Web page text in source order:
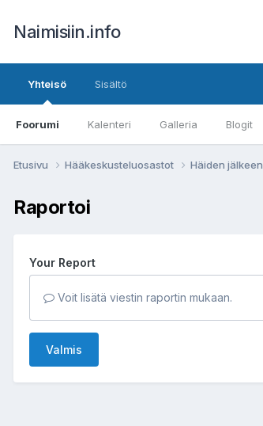
Naimisiin.info
Yhteisö
Foorumi Kalenteri Galleria Blogit
Sisältö
Etusivu Hääkeskusteluosastot Häiden jälkeen
Raportoi
Your Report
Voit lisätä viestin raportin mukaan.
Valmis